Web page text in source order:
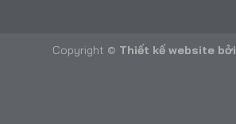
Copyright © Thiết kế websitebởi